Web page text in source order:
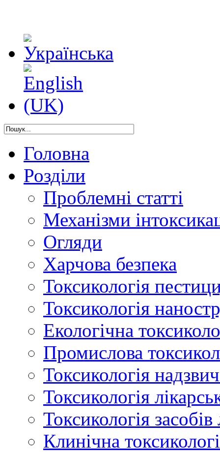
Головна
Розділи
Проблемні статті
Механізми
Огляди
Харчова безпека
Токсикологія
Токсикологія
Екологічна
Промислова
Токсикологія
Токсикологія
Токсикологія
Клинічна